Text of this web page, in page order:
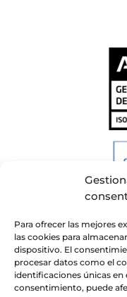
Para ofrecer las mejores
las cookies para
dispositivo. El
procesar datos como el
identificaciones únicas en
consentimiento, puede